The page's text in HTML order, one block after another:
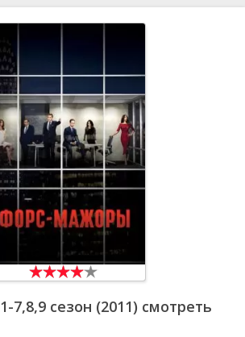
1-7,8,9 сезон (2011) смотреть